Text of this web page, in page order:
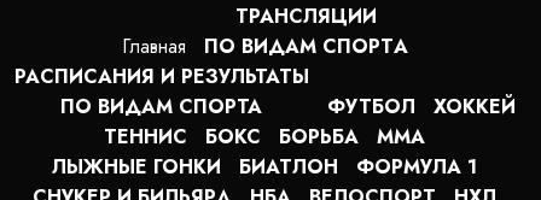
Главная
ТРАНСЛЯЦИИ
ПО ВИДАМ СПОРТA
РАСПИСАНИЯ И РЕЗУЛЬТАТЫ
ПО ВИДАМ СПОРТА
ФУТБОЛ
ХОККЕЙ
ТЕННИС
БОКС БОРЬБА
MMA
ЛЫЖНЫЕ ГОНКИ
БИАТЛОН
ФОРМУЛА 1